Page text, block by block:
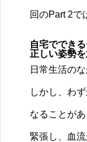
回のPart 2で
自宅ででき
正しい姿勢
日常生活の
しかし、わ
なることが
緊張し、血